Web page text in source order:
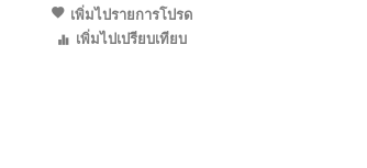
เพิ่มไปรายการโปรด
เพิ่มไปเปรียบเทียบ